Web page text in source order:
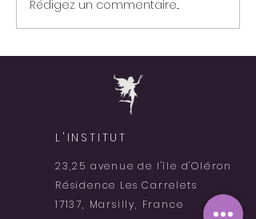
Rédigez un commentaire...
L'INSTITUT
23,25 avenue de l'île d'Oléron
Résidence Les Carrelets
17137, Marsilly, France